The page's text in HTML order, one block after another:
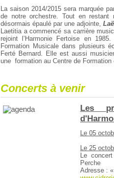
La saison 2014/2015 sera marquée
de notre orchestre. Tout en restant
désormais épaulé par une adjointe,
Laetitia a commencé sa carrière
rejoint l’Harmonie Fertoise en
Formation Musicale dans plusieurs
Ferté Bernard. Elle est aussi
une formation au Centre de
Concerts à venir
Les
Le 05
Le 25
Le
Perche
Adresse :